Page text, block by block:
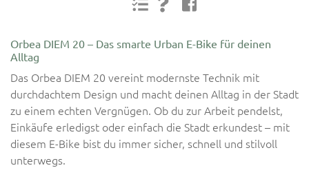
Orbea DIEM 20 – Das smarte Urban E-Bike für deinen
Alltag
Das Orbea DIEM 20 vereint modernste Technik mit
durchdachtem Design und macht deinen Alltag in der Stadt
zu einem echten Vergnügen. Ob du zur Arbeit pendelst,
Einkäufe erledigst oder einfach die Stadt erkundest – mit
diesem E-Bike bist du immer sicher, schnell und stilvoll
unterwegs.